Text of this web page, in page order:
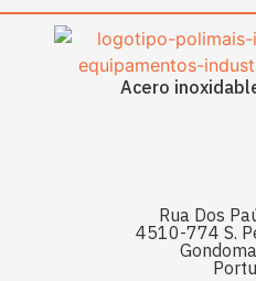
Acero
Rua Dos
4510-774 S.